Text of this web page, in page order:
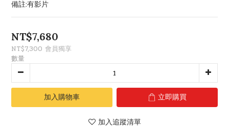
備註:有影片
NT$7,680
NT$7,300 會員獨享
數量
加入購物車 立即購買
加入追蹤清單